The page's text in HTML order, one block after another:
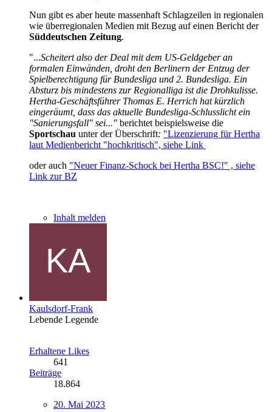
Nun gibt es aber heute massenhaft Schlagzeilen in regionalen
wie überregionalen Medien mit Bezug auf einen Bericht der
Süddeutschen Zeitung.
"...Scheitert also der Deal mit dem US-Geldgeber an
formalen Einwänden, droht den Berlinern der Entzug der
Spielberechtigung für Bundesliga und 2. Bundesliga. Ein
Absturz bis mindestens zur Regionalliga ist die Drohkulisse.
Hertha-Geschäftsführer Thomas E. Herrich hat kürzlich
eingeräumt, dass das aktuelle Bundesliga-Schlusslicht ein
"Sanierungsfall" sei..." berichtet beispielsweise die
Sportschau unter der Überschrift: "Lizenzierung für Hertha
laut Medienbericht "hochkritisch", siehe Link
oder auch "Neuer Finanz-Schock bei Hertha BSC!" , siehe
Link zur BZ
Inhalt melden
Kaulsdorf-Frank
Lebende Legende
Erhaltene Likes
641
Beiträge
18.864
20. Mai 2023